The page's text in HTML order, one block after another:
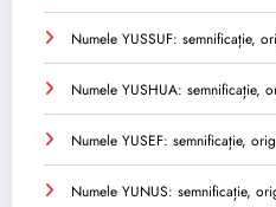
Numele YUSSUF: semnificație,
Numele YUSHUA: semnificație,
Numele YUSEF: semnificație,
Numele YUNUS: semnificație,